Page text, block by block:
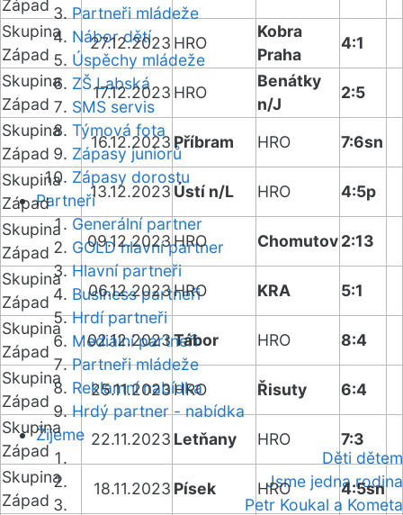
Partneři mládeže
Nábor dětí
Úspěchy mládeže
ZŠ Labská
SMS servis
Týmová fota
Zápasy juniorů
Zápasy dorostu
Partneři
Generální partner
GOLD hlavní partner
Hlavní partneři
Business partneři
Hrdí partneři
Mediální partneři
Partneři mládeže
Reklamní nabídka
Hrdý partner - nabídka
Žijeme
Děti dětem
Jsme jedna rodina
Petr Koukal a Kometa
Západ
Skupina
Západ
27.12.2023 HRO
Kobra
Praha
4:1
Skupina
Západ
17.12.2023 HRO
Benátky
n/J
2:5
Skupina
Západ
16.12.2023 Příbram HRO
7:6sn
Skupina
Západ
13.12.2023 Ústí n/L HRO
4:5p
Skupina
Západ
09.12.2023HRO Chomutov2:13
Skupina
Západ
06.12.2023HRO KRA
5:1
Skupina
Západ
02.12.2023Tábor HRO
8:4
Skupina
Západ
25.11.2023HRO Řisuty
6:4
Skupina
Západ
22.11.2023 Letňany HRO
7:3
Skupina
Západ
18.11.2023 Písek HRO
4:5sn